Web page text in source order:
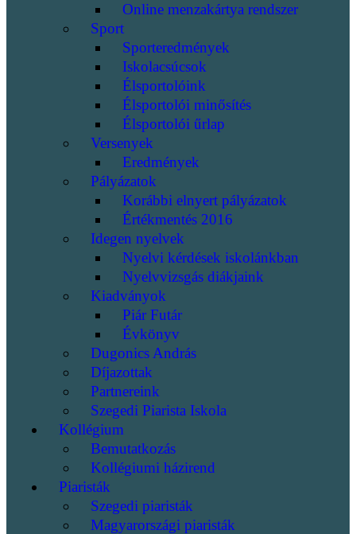
Online menzakártya rendszer
Sport
Sporteredmények
Iskolacsúcsok
Élsportolóink
Élsportolói minősítés
Élsportolói űrlap
Versenyek
Eredmények
Pályázatok
Korábbi elnyert pályázatok
Értékmentés 2016
Idegen nyelvek
Nyelvi kérdések iskolánkban
Nyelvvizsgás diákjaink
Kiadványok
Piár Futár
Évkönyv
Dugonics András
Díjazottak
Partnereink
Szegedi Piarista Iskola
Kollégium
Bemutatkozás
Kollégiumi házirend
Piaristák
Szegedi piaristák
Magyarországi piaristák